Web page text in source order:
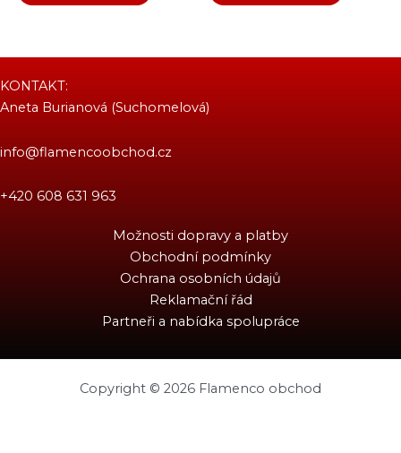
KONTAKT:
Aneta Burianová (Suchomelová)
info@flamencoobchod.cz
+420 608 631 963
Možnosti dopravy a platby
Obchodní podmínky
Ochrana osobních údajů
Reklamační řád
Partneři a nabídka spolupráce
Copyright © 2026 Flamenco obchod